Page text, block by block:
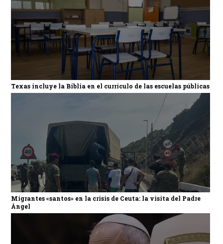
Texas incluye la Biblia en el currículo de las escuelas públicas
Migrantes «santos» en la crisis de Ceuta: la visita del Padre
Ángel